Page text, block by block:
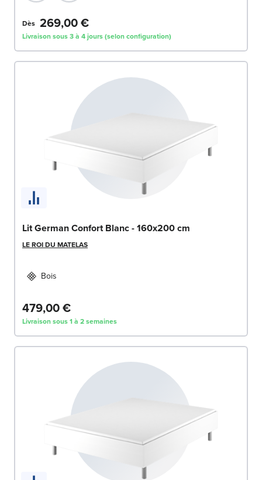
Dès 269,00 €
Livraison sous 3 à 4 jours (selon configuration)
Lit German Confort Blanc - 160x200 cm
LE ROI DU MATELAS
Bois
479,00 €
Livraison sous 1 à 2 semaines